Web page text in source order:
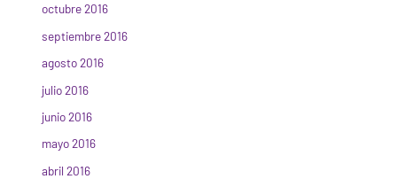
octubre 2016
septiembre 2016
agosto 2016
julio 2016
junio 2016
mayo 2016
abril 2016